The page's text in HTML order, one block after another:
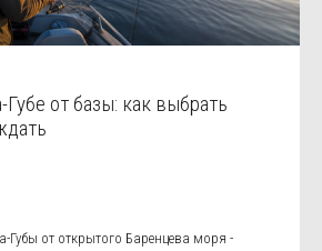
от базы: как выбрать
Губы от открытого Баренцева моря -